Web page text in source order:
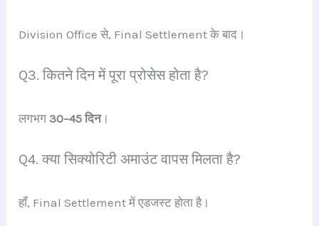
Division Office से, Final Settlement के बाद।
Q3. कितने दिन में पूरा प्रोसेस होता है?
लगभग30–45 दिन।
Q4. क्या सिक्योरिटी अमाउंट वापस मिलता है?
हाँ, Final Settlement में एडजस्ट होता है।